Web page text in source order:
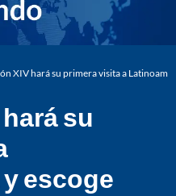
XIV hará su primera visita a
su
escoge